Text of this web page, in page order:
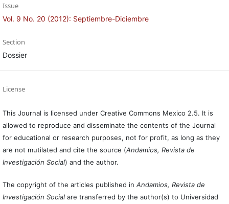
Issue
Vol. 9 No. 20 (2012): Septiembre-Diciembre
Section
Dossier
License
This Journal is licensed under Creative Commons Mexico 2.5. It is
allowed to reproduce and disseminate the contents of the Journal
for educational or research purposes, not for profit, as long as they
are not mutilated and cite the source (Andamios, Revista de
Investigación Social) and the author.
The copyright of the articles published in Andamios, Revista de
Investigación Socialare transferred by the author(s) to Universidad